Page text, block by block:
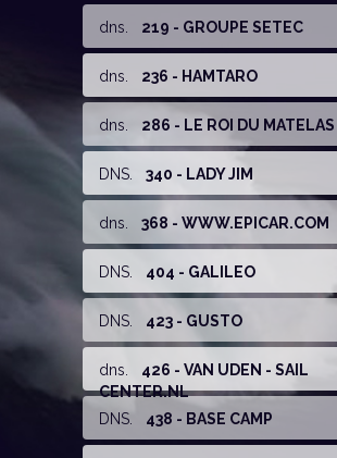
dns. 219 - GROUPE SETEC
dns. 236 - HAMTARO
dns. 286 - LE ROI DU MATELAS
DNS. 340 - LADY JIM
dns. 368 - WWW.EPICAR.COM
DNS. 404 - GALILEO
DNS. 423 - GUSTO
dns. 426 - VAN UDEN - SAIL
CENTER.NL
DNS. 438 - BASE CAMP